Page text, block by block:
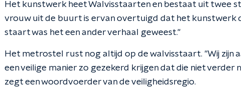
Het kunstwerk heet Walvisstaarten en bestaat uit twee
vrouw uit de buurt is ervan overtuigd dat het kunstwerk
staart was het een ander verhaal geweest."
Het metrostel rust nog altijd op de walvisstaart. "Wij zijn
een veilige manier zo gezekerd krijgen dat die niet verder
zegt een woordvoerder van de veiligheidsregio.